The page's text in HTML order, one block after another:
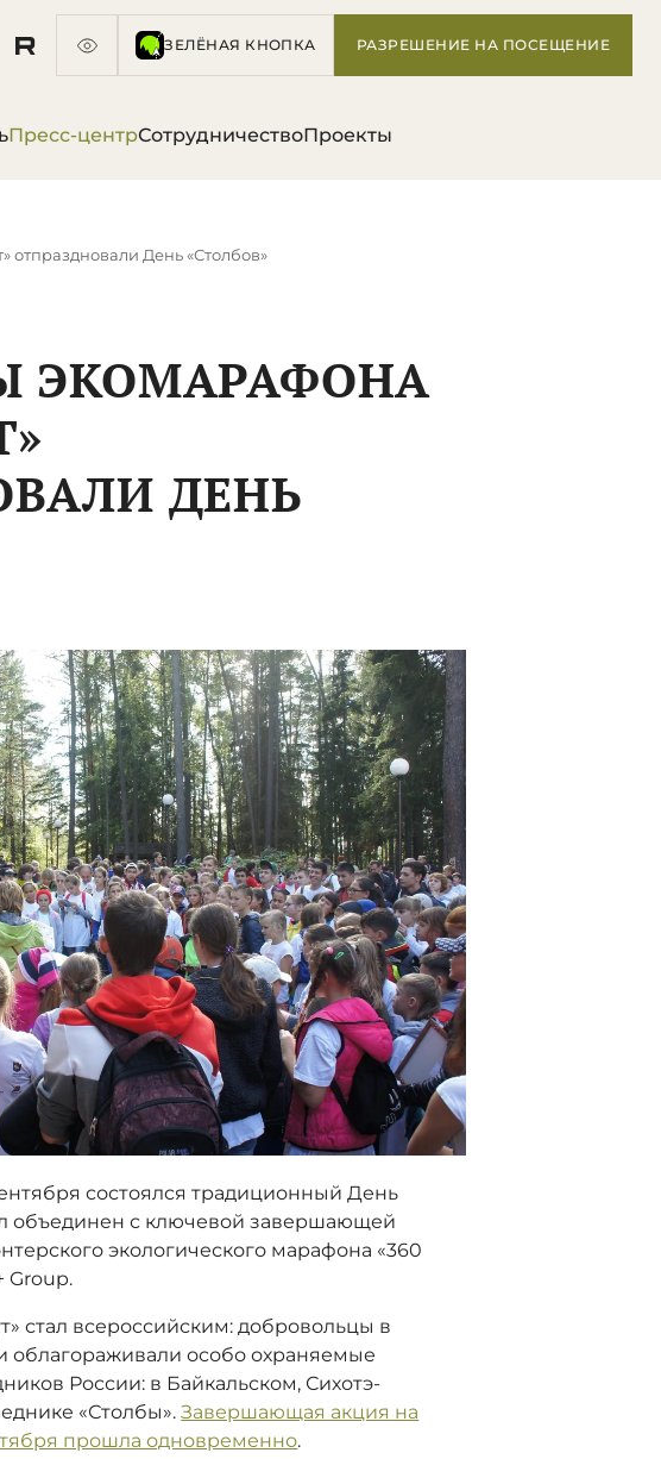
ЗЕЛЁНАЯ КНОПКА РАЗРЕШЕНИЕ НА ПОСЕЩЕНИЕ
Пресс-центрСотрудничествоПроекты
отпраздновали День «Столбов»
ЭКОМАРАФОНА
ДЕНЬ
состоялся традиционный День
объединен с ключевой завершающей
экологического марафона «360
Group.
стал всероссийским: добровольцы в
облагораживали особо охраняемые
России: в Байкальском, Сихотэ-
«Столбы».Завершающая акция на
прошла одновременно.